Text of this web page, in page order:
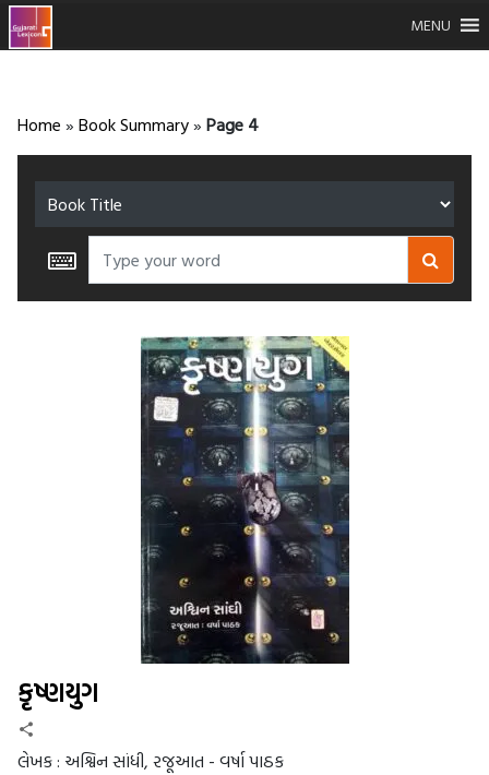
MENU
Home » Book Summary» Page 4
કૃષ્ણયુગ
લેખક : અશ્વિન સાંધી, રજૂઆત - વર્ષા પાઠક